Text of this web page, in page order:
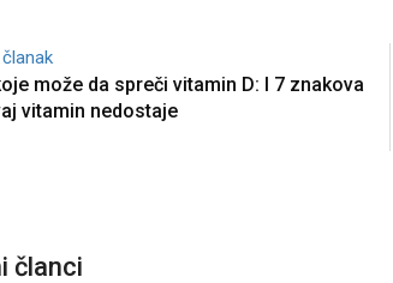
može da spreči vitamin D: I 7 znakova
vitamin nedostaje
članci